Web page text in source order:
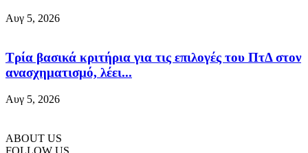
Αυγ 5, 2026
Τρία βασικά κριτήρια για τις επιλογές του ΠτΔ στον
ανασχηματισμό, λέει...
Αυγ 5, 2026
ABOUT US
FOLLOW US